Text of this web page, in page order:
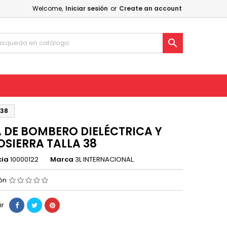
Welcome, Iniciar sesión or Create an account

BOMBERO DIELÉCTRICA Y
TALLA 38
10000122 Marca 3L INTERNACIONAL.